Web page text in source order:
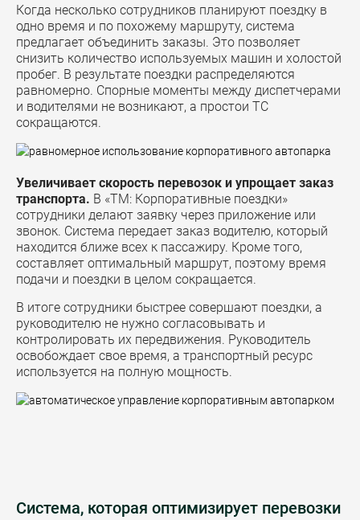
Когда несколько сотрудников планируют поездку в
одно время и по похожему маршруту, система
предлагает объединить заказы. Это позволяет
снизить количество используемых машин и холостой
пробег. В результате поездки распределяются
равномерно. Спорные моменты между диспетчерами
и водителями не возникают, а простои ТС
сокращаются.
Увеличивает скорость перевозок и упрощает заказ
транспорта. В «ТМ: Корпоративные поездки»
сотрудники делают заявку через приложение или
звонок. Система передает заказ водителю, который
находится ближе всех к пассажиру. Кроме того,
составляет оптимальный маршрут, поэтому время
подачи и поездки в целом сокращается.
В итоге сотрудники быстрее совершают поездки, а
руководителю не нужно согласовывать и
контролировать их передвижения. Руководитель
освобождает свое время, а транспортный ресурс
используется на полную мощность.
Система, которая оптимизирует перевозки